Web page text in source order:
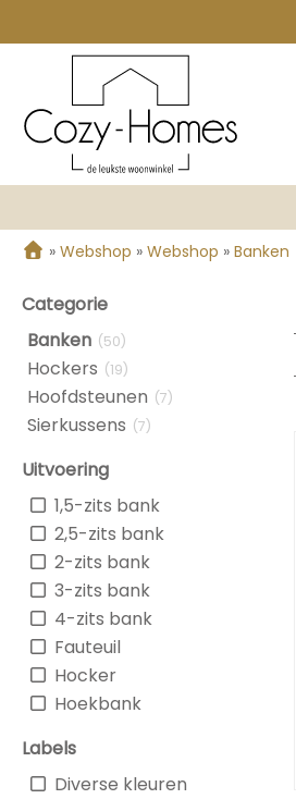
» Webshop » Webshop » Banken
Categorie
Banken (50)
Hockers (19)
Hoofdsteunen (7)
Sierkussens (7)
Uitvoering
1,5-zits bank
2,5-zits bank
2-zits bank
3-zits bank
4-zits bank
Fauteuil
Hocker
Hoekbank
Labels
Diverse kleuren